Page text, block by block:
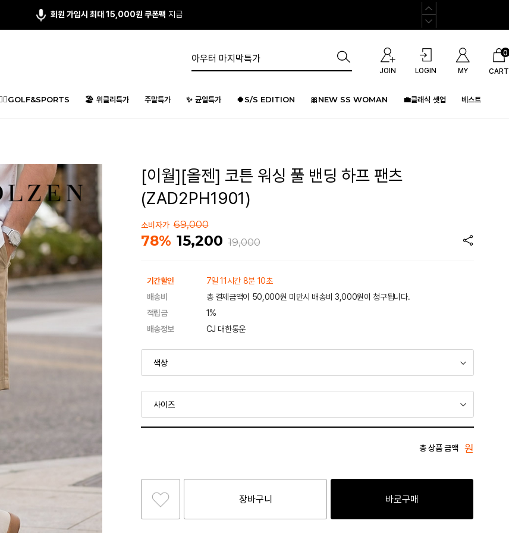
회원 가입시 최대 15,000원 쿠폰팩 지급
JOIN LOGIN MY CART
0
🏖️ 위클리특가 주말특가 ✨ 균일특가 🍀S/S EDITION 🎀NEW SS WOMAN 💼클래식 셋업 베스트
[이월][올젠] 코튼 워싱 풀 밴딩 하프 팬츠
(ZAD2PH1901)
소비자가 69,000
78% 15,200 19,000
기간할인
7일 11시간 8분 10초
배송비
총 결제금액이 50,000원 미만시 배송비 3,000원이 청구됩니다.
적립금
1%
배송정보
CJ 대한통운
총 상품 금액 원
장바구니 바로구매